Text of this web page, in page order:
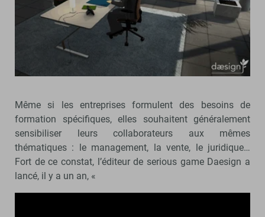
Même si les entreprises formulent des besoins de
formation spécifiques, elles souhaitent généralement
sensibiliser leurs collaborateurs aux mêmes
thématiques : le management, la vente, le juridique…
Fort de ce constat, l’éditeur de serious game Daesign a
lancé, il y a un an, «